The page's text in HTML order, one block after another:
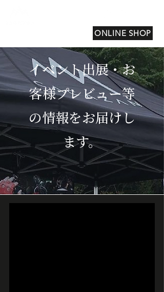
ONLINE SHOP
イベント出展・お
客様プレビュー等
の情報をお届けし
ます。